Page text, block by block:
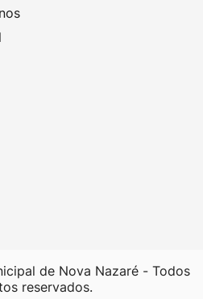
de Nova Nazaré - Todos
reservados.